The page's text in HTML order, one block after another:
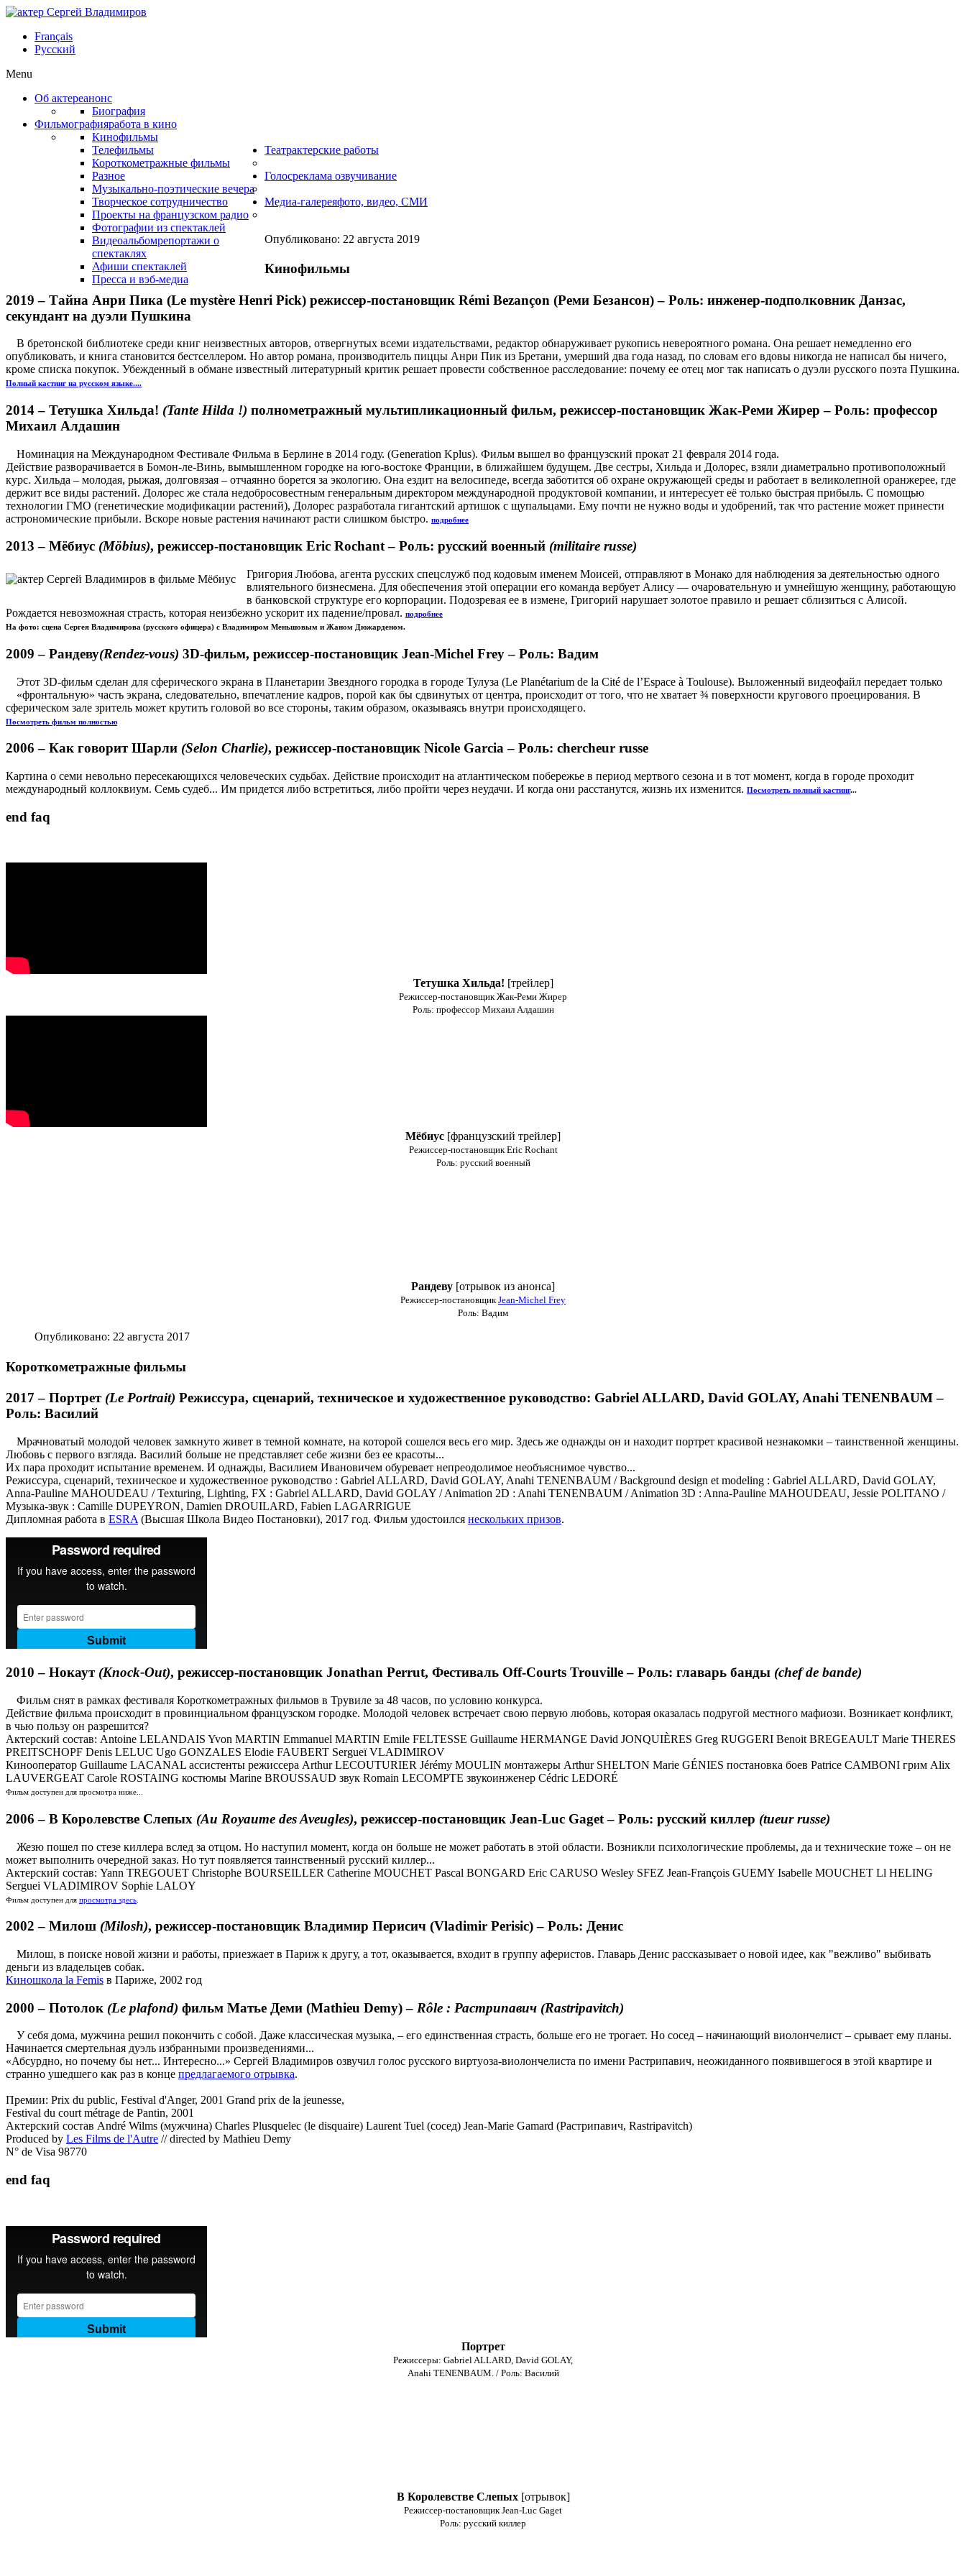
Français
Русский
Menu
Об актереанонс
Биография
Фильмографияработа в кино
Кинофильмы
Телефильмы
Короткометражные фильмы
Разное
Театрактерские работы
Музыкально-поэтические вечера
Творческое сотрудничество
Голосреклама озвучивание
Проекты на французском радио
Медиа-галереяфото, видео, СМИ
Фотографии из спектаклей
Видеоальбомрепортажи о
спектаклях
Афиши спектаклей
Пресса и вэб-медиа
Опубликовано: 22 августа 2019
Кинофильмы
2019 – Тайна Анри Пика (Le mystère Henri Pick) режиссер-постановщик Rémi Bezançon (Реми Безансон) – Роль: инженер-подполковник Данзас,
секундант на дуэли Пушкина
В бретонской библиотеке среди книг неизвестных авторов, отвергнутых всеми издательствами, редактор обнаруживает рукопись невероятного романа. Она решает немедленно его
опубликовать, и книга становится бестселлером. Но автор романа, производитель пиццы Анри Пик из Бретани, умерший два года назад, по словам его вдовы никогда не написал бы ничего,
кроме списка покупок. Убежденный в обмане известный литературный критик решает провести собственное расследование: почему ее отец мог так написать о дуэли русского поэта Пушкина.
Полный кастинг на русском языке....
2014 – Тетушка Хильда! (Tante Hilda !) полнометражный мультипликационный фильм, режиссер-постановщик Жак-Реми Жирер – Роль: профессор
Михаил Алдашин
Номинация на Международном Фестивале Фильма в Берлине в 2014 году. (Generation Kplus). Фильм вышел во французский прокат 21 февраля 2014 года.
Действие разворачивается в Бомон-ле-Винь, вымышленном городке на юго-востоке Франции, в ближайшем будущем. Две сестры, Хильда и Долорес, взяли диаметрально противоположный
курс. Хильда – молодая, рыжая, долговязая – отчаянно борется за экологию. Она ездит на велосипеде, всегда заботится об охране окружающей среды и работает в великолепной оранжерее, где
держит все виды растений. Долорес же стала недобросовестным генеральным директором международной продуктовой компании, и интересует её только быстрая прибыль. С помощью
технологии ГМО (генетические модификации растений), Долорес разработала гигантский артишок с щупальцами. Ему почти не нужно воды и удобрений, так что растение может принести
астрономические прибыли. Вскоре новые растения начинают расти слишком быстро. подробнее
2013 – Мёбиус (Möbius), режиссер-постановщик Eric Rochant – Роль: русский военный (militaire russe)
Григория Любова, агента русских спецслужб под кодовым именем Моисей, отправляют в Монако для наблюдения за деятельностью одного
влиятельного бизнесмена. Для обеспечения этой операции его команда вербует Алису — очаровательную и умнейшую женщину, работающую
в банковской структуре его корпорации. Подозревая ее в измене, Григорий нарушает золотое правило и решает сблизиться с Алисой.
Рождается невозможная страсть, которая неизбежно ускорит их падение/провал. подробнее
На фото: сцена Сергея Владимирова (русского офицера) с Владимиром Меньшовым и Жаном Дюжарденом.
2009 – Рандеву(Rendez-vous) 3D-фильм, режиссер-постановщик Jean-Michel Frey – Роль: Вадим
Этот 3D-фильм сделан для сферического экрана в Планетарии Звездного городка в городе Тулуза (Le Planétarium de la Cité de l’Espace à Toulouse). Выложенный видеофайл передает только
«фронтальную» часть экрана, следовательно, впечатление кадров, порой как бы сдвинутых от центра, происходит от того, что не хватает ¾ поверхности кругового проецирования. В
сферическом зале зритель может крутить головой во все стороны, таким образом, оказываясь внутри происходящего.
Посмотреть фильм полностью
2006 – Как говорит Шарли (Selon Charlie), режиссер-постановщик Nicole Garcia – Роль: chercheur russe
Картина о семи невольно пересекающихся человеческих судьбах. Действие происходит на атлантическом побережье в период мертвого сезона и в тот момент, когда в городе проходит
международный коллоквиум. Семь судеб... Им придется либо встретиться, либо пройти через неудачи. И когда они расстанутся, жизнь их изменится. Посмотреть полный кастинг...
end faq
Тетушка Хильда! [трейлер]
Режиссер-постановщик Жак-Реми Жирер
Роль: профессор Михаил Алдашин
Мёбиус [французский трейлер]
Режиссер-постановщик Eric Rochant
Роль: русский военный
Рандеву [отрывок из анонса]
Режиссер-постановщикJean-Michel Frey
Роль: Вадим
Опубликовано: 22 августа 2017
Короткометражные фильмы
2017 – Портрет (Le Portrait) Режиссура, сценарий, техническое и художественное руководство: Gabriel ALLARD, David GOLAY, Anahi TENENBAUM –
Роль: Василий
Мрачноватый молодой человек замкнуто живет в темной комнате, на которой сошелся весь его мир. Здесь же однажды он и находит портрет красивой незнакомки – таинственной женщины.
Любовь с первого взгляда. Василий больше не представляет себе жизни без ее красоты...
Их пара проходит испытание временем. И однажды, Василием Ивановичем обуревает непреодолимое необъяснимое чувство...
Режиссура, сценарий, техническое и художественное руководство : Gabriel ALLARD, David GOLAY, Anahi TENENBAUM / Background design et modeling : Gabriel ALLARD, David GOLAY,
Anna-Pauline MAHOUDEAU / Texturing, Lighting, FX : Gabriel ALLARD, David GOLAY / Animation 2D : Anahi TENENBAUM / Animation 3D : Anna-Pauline MAHOUDEAU, Jessie POLITANO /
Музыка-звук : Camille DUPEYRON, Damien DROUILARD, Fabien LAGARRIGUE
Дипломная работа в ESRA (Высшая Школа Видео Постановки), 2017 год. Фильм удостоился нескольких призов.
2010 – Нокаут (Knock-Out), режиссер-постановщик Jonathan Perrut, Фестиваль Off-Courts Trouville – Роль: главарь банды (chef de bande)
Фильм снят в рамках фестиваля Короткометражных фильмов в Трувиле за 48 часов, по условию конкурса.
Действие фильма происходит в провинциальном французском городке. Молодой человек встречает свою первую любовь, которая оказалась подругой местного мафиози. Возникает конфликт,
в чью пользу он разрешится?
Актерский состав: Antoine LELANDAIS Yvon MARTIN Emmanuel MARTIN Emile FELTESSE Guillaume HERMANGE David JONQUIÈRES Greg RUGGERI Benoit BREGEAULT Marie THERES
PREITSCHOPF Denis LELUC Ugo GONZALES Elodie FAUBERT Sergueï VLADIMIROV
Кинооператор Guillaume LACANAL ассистенты режиссера Arthur LECOUTURIER Jérémy MOULIN монтажеры Arthur SHELTON Marie GÉNIES постановка боев Patrice CAMBONI грим Alix
LAUVERGEAT Carole ROSTAING костюмы Marine BROUSSAUD звук Romain LECOMPTE звукоинженер Cédric LEDORÉ
Фильм доступен для просмотра ниже...
2006 – В Королевстве Слепых (Au Royaume des Aveugles), режиссер-постановщик Jean-Luc Gaget – Роль: русский киллер (tueur russe)
Жезю пошел по стезе киллера вслед за отцом. Но наступил момент, когда он больше не может работать в этой области. Возникли психологические проблемы, да и технические тоже – он не
может выполнить очередной заказ. Но тут появляется таинственный русский киллер...
Актерский состав: Yann TREGOUET Christophe BOURSEILLER Catherine MOUCHET Pascal BONGARD Eric CARUSO Wesley SFEZ Jean-François GUEMY Isabelle MOUCHET Ll HELING
Serguei VLADIMIROV Sophie LALOY
Фильм доступен для просмотра здесь
2002 – Милош (Milosh), режиссер-постановщик Владимир Перисич (Vladimir Perisic) – Роль: Денис
Милош, в поиске новой жизни и работы, приезжает в Париж к другу, а тот, оказывается, входит в группу аферистов. Главарь Денис рассказывает о новой идее, как "вежливо" выбивать
деньги из владельцев собак.
Киношкола la Femis в Париже, 2002 год
2000 – Потолок (Le plafond) фильм Матье Деми (Mathieu Demy) – Rôle : Растрипавич (Rastripavitch)
У себя дома, мужчина решил покончить с собой. Даже классическая музыка, – его единственная страсть, больше его не трогает. Но сосед – начинающий виолончелист – срывает ему планы.
Начинается смертельная дуэль избранными произведениями...
«Абсурдно, но почему бы нет... Интересно...» Сергей Владимиров озвучил голос русского виртуоза-виолончелиста по имени Растрипавич, неожиданного появившегося в этой квартире и
странно ушедшего как раз в конце предлагаемого отрывка.
Премии: Prix du public, Festival d'Anger, 2001 Grand prix de la jeunesse,
Festival du court métrage de Pantin, 2001
Актерский состав André Wilms (мужчина) Charles Plusquelec (le disquaire) Laurent Tuel (сосед) Jean-Marie Gamard (Растрипавич, Rastripavitch)
Produced by Les Films de l'Autre // directed by Mathieu Demy
N° de Visa 98770
end faq
Портрет
Режиссеры: Gabriel ALLARD, David GOLAY,
Anahi TENENBAUM. / Роль: Василий
В Королевстве Слепых [отрывок]
Режиссер-постановщик Jean-Luc Gaget
Роль: русский киллер